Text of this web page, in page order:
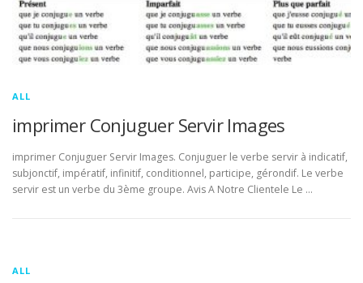
ALL
imprimer Conjuguer Servir Images
imprimer Conjuguer Servir Images. Conjuguer le verbe servir à indicatif,
subjonctif, impératif, infinitif, conditionnel, participe, gérondif. Le verbe
servir est un verbe du 3ème groupe. Avis A Notre Clientele Le …
ALL